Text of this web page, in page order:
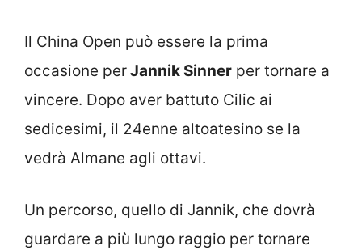
Il China Open può essere la prima
occasione perJannik Sinner per tornare a
vincere. Dopo aver battuto Cilic ai
sedicesimi, il 24enne altoatesino se la
vedrà Almane agli ottavi.
Un percorso, quello di Jannik, che dovrà
guardare a più lungo raggio per tornare